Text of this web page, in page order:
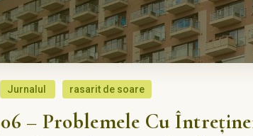
Jurnalul rasarit de soare
– Problemele Cu